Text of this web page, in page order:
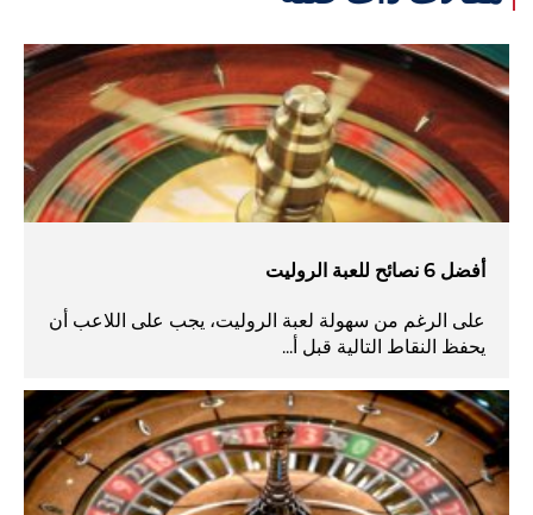
أفضل 6 نصائح للعبة الروليت
على الرغم من سهولة لعبة الروليت، يجب على اللاعب أن
يحفظ النقاط التالية قبل أ...